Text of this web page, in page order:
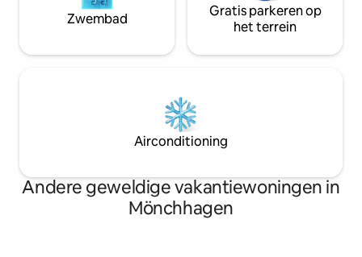
Zwembad
Gratis parkeren op
het terrein
Airconditioning
Andere geweldige vakantiewoningen in
Mönchhagen